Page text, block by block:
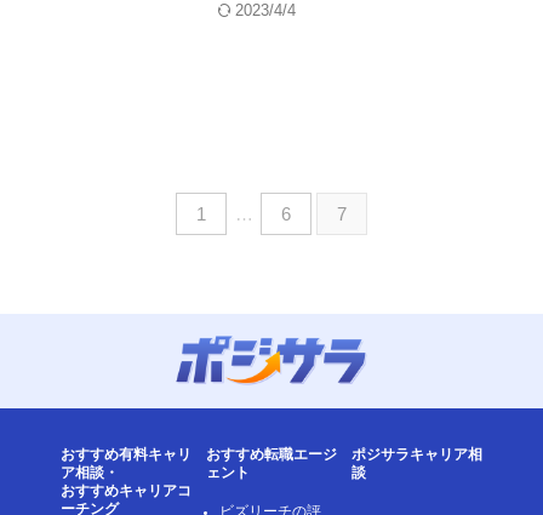
2023/4/4
1 … 6 7
おすすめ有料キャリ
ア相談・
おすすめキャリアコ
ーチング
おすすめ転職エージ
ェント
ビズリーチの評
ポジサラキャリア相
談